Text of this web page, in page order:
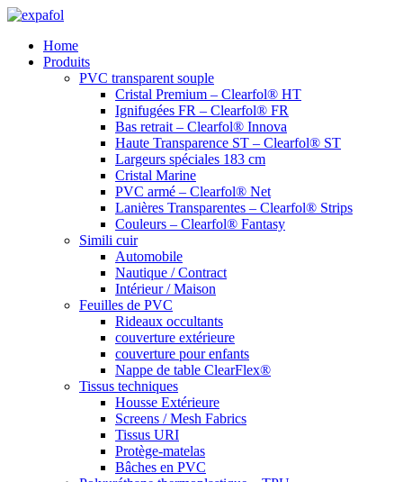
Aller
contenuHome
Produits
PVC transparent souple
Cristal Premium – Clearfol® HT
Ignifugées FR – Clearfol® FR
Bas retrait – Clearfol® Innova
Haute Transparence ST – Clearfol® ST
Largeurs spéciales 183 cm
Cristal Marine
PVC armé – Clearfol® Net
Lanières Transparentes – Clearfol® Strips
Couleurs – Clearfol® Fantasy
Simili cuir
Automobile
Nautique / Contract
Intérieur / Maison
Feuilles de PVC
Rideaux occultants
couverture extérieure
couverture pour enfants
Nappe de table ClearFlex®
Tissus techniques
Housse Extérieure
Screens / Mesh Fabrics
Tissus URI
Protège-matelas
Bâches en PVC